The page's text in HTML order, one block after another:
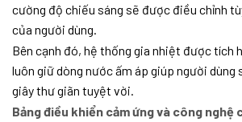
cường độ chiếu sáng sẽ được điều chỉnh
của người dùng.
Bên cạnh đó, hệ thống gia nhiệt được tích
luôn giữ dòng nước ấm áp giúp người dùng
giây thư giãn tuyệt vời.
Bảng điều khiển cảm ứng và công nghệ